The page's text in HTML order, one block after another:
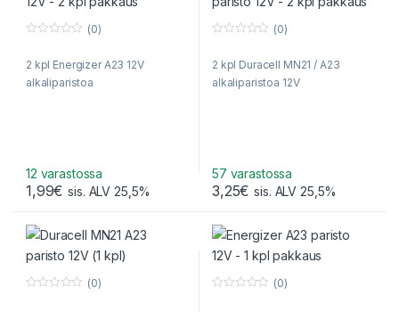
u
o
(0)
2 kpl Energizer A23 12V
alkaliparistoa
12 varastossa
1,99€ sis. ALV 25,5%
u
o
(0)
2 kpl Duracell MN21 / A23
alkaliparistoa 12V
57 varastossa
3,25€ sis. ALV 25,5%
(0) (0)